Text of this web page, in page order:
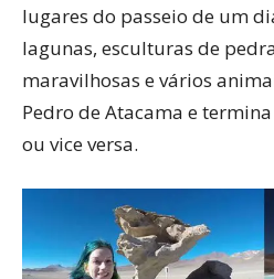
lugares do passeio de um
lagunas, esculturas de
maravilhosas e vários
Pedro de Atacama e
ou vice versa.